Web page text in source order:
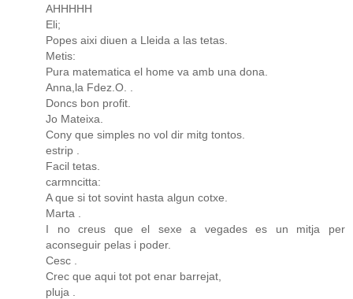
AHHHHH
Eli;
Popes aixi diuen a Lleida a las tetas.
Metis:
Pura matematica el home va amb una dona.
Anna,la Fdez.O. .
Doncs bon profit.
Jo Mateixa.
Cony que simples no vol dir mitg tontos.
estrip .
Facil tetas.
carmncitta:
A que si tot sovint hasta algun cotxe.
Marta .
I no creus que el sexe a vegades es un mitja per
aconseguir pelas i poder.
Cesc .
Crec que aqui tot pot enar barrejat,
pluja .